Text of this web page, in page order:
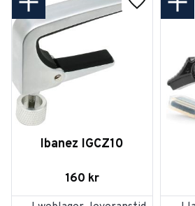
Ibanez IGCZ10
160 kr
Lägg till i